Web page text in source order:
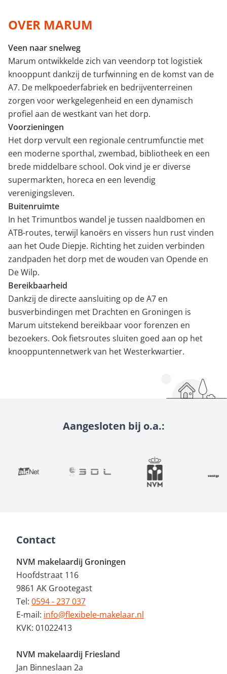
Minimaal aantal kamers
OVER MARUM
Veen naar snelweg
Marum ontwikkelde zich van veendorp tot logistiek
knooppunt dankzij de turfwinning en de komst van de
A7. De melkpoederfabriek en bedrijventerreinen
zorgen voor werkgelegenheid en een dynamisch
profiel aan de westkant van het dorp.
Voorzieningen
Het dorp vervult een regionale centrumfunctie met
een moderne sporthal, zwembad, bibliotheek en een
brede middelbare school. Ook vind je er diverse
supermarkten, horeca en een levendig
verenigingsleven.
Buitenruimte
In het Trimuntbos wandel je tussen naaldbomen en
ATB-routes, terwijl kanoërs en vissers hun rust vinden
aan het Oude Diepje. Richting het zuiden verbinden
zandpaden het dorp met de wouden van Opende en
De Wilp.
Bereikbaarheid
Dankzij de directe aansluiting op de A7 en
busverbindingen met Drachten en Groningen is
Marum uitstekend bereikbaar voor forenzen en
bezoekers. Ook fietsroutes sluiten goed aan op het
knooppuntennetwerk van het Westerkwartier.
Aangesloten bij o.a.:
Contact
NVM makelaardij Groningen
Hoofdstraat 116
9861 AK Grootegast
Tel: 0594 - 237 037
E-mail: info@flexibele-makelaar.nl
KVK: 01022413
NVM makelaardij Friesland
Jan Binneslaan 2a